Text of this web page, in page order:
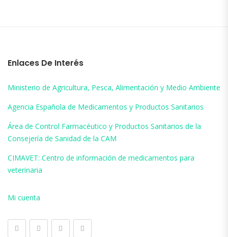
Enlaces De Interés
Ministerio de Agricultura, Pesca, Alimentación y Medio Ambiente
Agencia Española de Medicamentos y Productos Sanitarios
Área de Control Farmacéutico y Productos Sanitarios de la
Consejería de Sanidad de la CAM
CIMAVET: Centro de información de medicamentos para
veterinaria
Mi cuenta